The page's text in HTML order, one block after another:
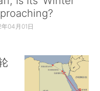
04月01日